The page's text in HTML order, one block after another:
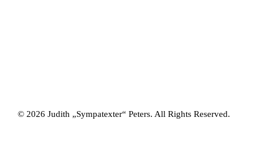
© 2026 Judith „Sympatexter“ Peters. All Rights Reserved.